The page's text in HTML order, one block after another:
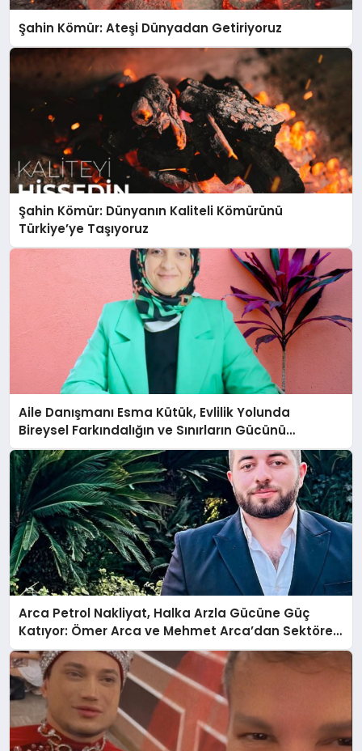
Şahin Kömür: Ateşi Dünyadan Getiriyoruz
Şahin Kömür: Dünyanın Kaliteli Kömürünü
Türkiye’ye Taşıyoruz
Aile Danışmanı Esma Kütük, Evlilik Yolunda
Bireysel Farkındalığın ve Sınırların Gücünü
Anlatıyor
Arca Petrol Nakliyat, Halka Arzla Gücüne Güç
Katıyor: Ömer Arca ve Mehmet Arca’dan Sektöre
Güçlü Yatırım